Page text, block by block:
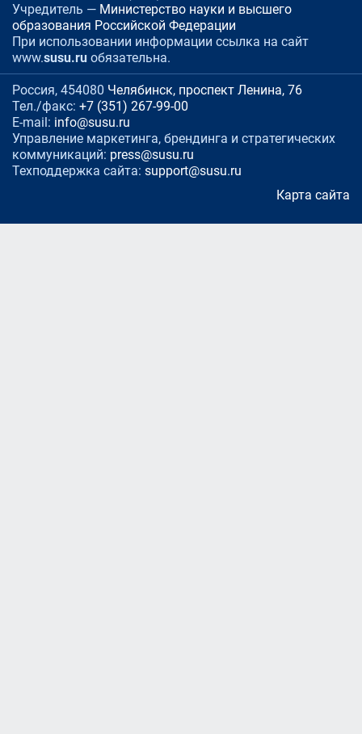
Учредитель — Министерство науки и высшего
образования Российской Федерации
При использовании информации ссылка на сайт
www.susu.ru обязательна.
Россия, 454080 Челябинск, проспект Ленина, 76
Тел./факс: +7 (351) 267-99-00
E-mail: info@susu.ru
Управление маркетинга, брендинга и стратегических
коммуникаций: press@susu.ru
Техподдержка сайта: support@susu.ru
Карта сайта